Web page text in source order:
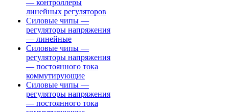
— контроллеры
линейных регуляторов
Силовые чипы —
регуляторы напряжения
— линейные
Силовые чипы —
регуляторы напряжения
— постоянного тока
коммутирующие
Силовые чипы —
регуляторы напряжения
— постоянного тока